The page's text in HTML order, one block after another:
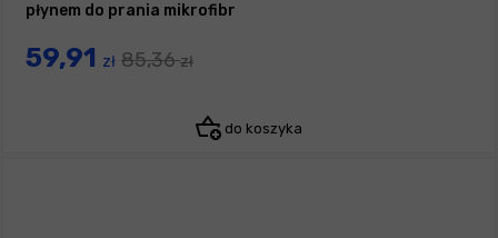
płynem do prania mikrofibr
59,91 zł 85,36zł
do koszyka